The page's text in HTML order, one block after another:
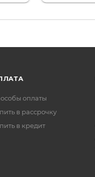
оплаты
в рассрочку
в кредит